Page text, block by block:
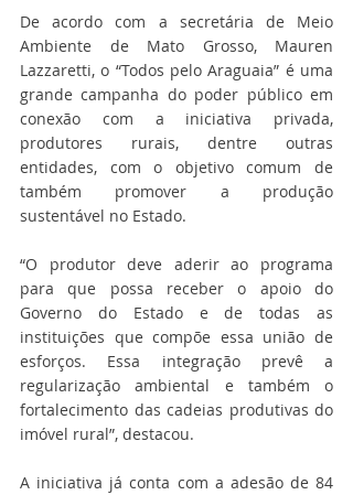
De acordo com a secretária de Meio
Ambiente de Mato Grosso, Mauren
Lazzaretti, o “Todos pelo Araguaia” é uma
grande campanha do poder público em
conexão com a iniciativa privada,
produtores rurais, dentre outras
entidades, com o objetivo comum de
também promover a produção
sustentável no Estado.
“O produtor deve aderir ao programa
para que possa receber o apoio do
Governo do Estado e de todas as
instituições que compõe essa união de
esforços. Essa integração prevê a
regularização ambiental e também o
fortalecimento das cadeias produtivas do
imóvel rural”, destacou.
A iniciativa já conta com a adesão de 84